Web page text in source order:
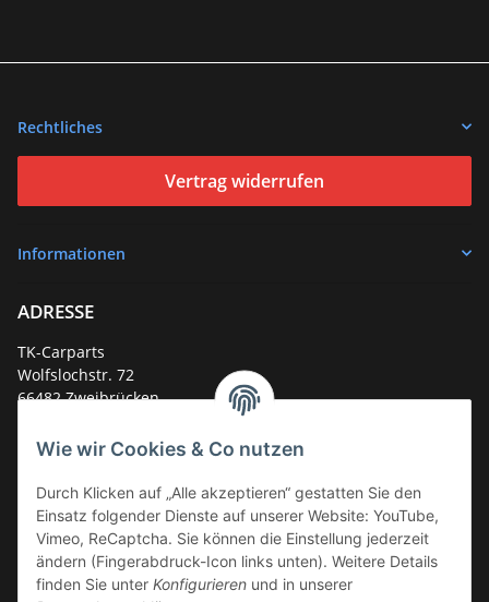
Wie wir Cookies & Co nutzen
Durch Klicken auf „Alle akzeptieren“ gestatten Sie den
Einsatz folgender Dienste auf unserer Website: YouTube,
Vimeo, ReCaptcha. Sie können die Einstellung jederzeit
ändern (Fingerabdruck-Icon links unten). Weitere Details
finden Sie unter Konfigurieren und in unserer
Rechtliches
Vertrag widerrufen
Informationen
ADRESSE
TK-Carparts
Wolfslochstr. 72
66482 Zweibrücken
Service-Hotline +49 (0)6332 - 48 58 48
E-Mail:mail@tk-carparts.de
Montag-Donnerstag von 13 bis 16 Uhr